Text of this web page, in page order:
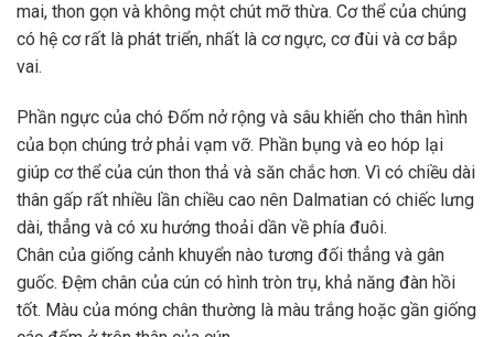
mai, thon gọn và không một chút mỡ thừa. Cơ thể của chúng
có hệ cơ rất là phát triển, nhất là cơ ngực, cơ đùi và cơ bắp
vai.
Phần ngực của chó Đốm nở rộng và sâu khiến cho thân hình
của bọn chúng trở phải vạm vỡ. Phần bụng và eo hóp lại
giúp cơ thể của cún thon thả và săn chắc hơn. Vì có chiều dài
thân gấp rất nhiều lần chiều cao nên Dalmatian có chiếc lưng
dài, thẳng và có xu hướng thoải dần về phía đuôi.
Chân của giống cảnh khuyển nào tương đối thẳng và gân
guốc. Đệm chân của cún có hình tròn trụ, khả năng đàn hồi
tốt. Màu của móng chân thường là màu trắng hoặc gần giống